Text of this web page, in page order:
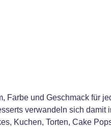
und Geschmack für
verwandeln sich damit
Kuchen, Torten, Cake